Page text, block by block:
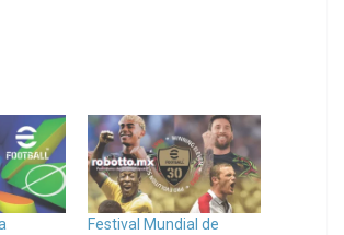
Festival Mundial de